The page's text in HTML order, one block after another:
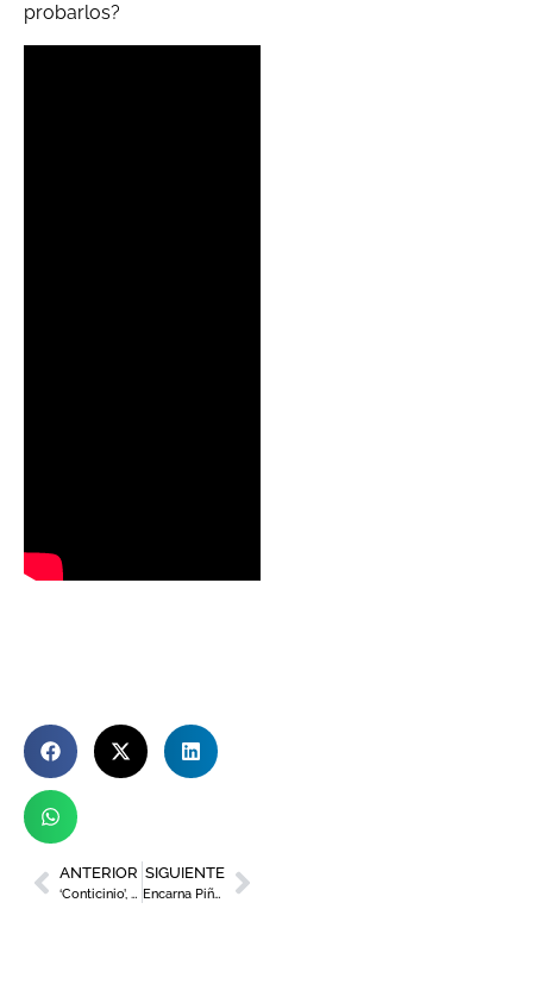
probarlos?
ANTERIOR
‘Conticinio’, un proyecto de Nicolás de Maya sobre la identidad murciana
SIGUIENTE
Encarna Piñero, la líder empresarial murciana que apuesta por el turismo sostenible